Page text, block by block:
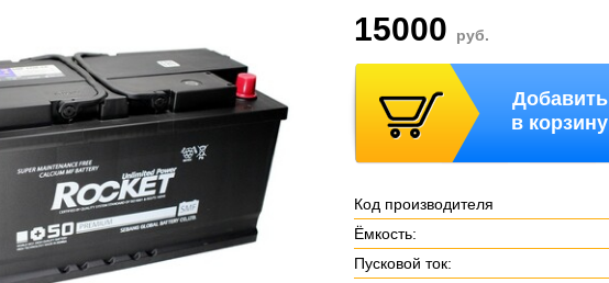
15000 руб.
Добавить
в корзину
Код производителя
Ёмкость:
Пусковой ток: